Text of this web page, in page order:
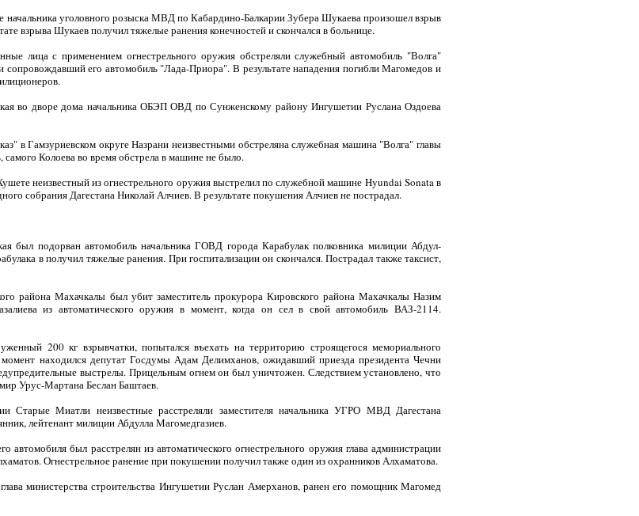
начальника уголовного розыска МВД по Кабардино-Балкарии Зубера Шукаева произошел взрыв
взрыва Шукаев получил тяжелые ранения конечностей и скончался в больнице.
лица с применением огнестрельного оружия обстреляли служебный автомобиль "Волга"
его автомобиль "Лада-Приора". В результате нападения погибли Магомедов и
во дворе дома начальника ОБЭП ОВД по Сунженскому району Ингушетии Руслана Оздоева
в Гамзуриевском округе Назрани неизвестными обстреляна служебная машина "Волга" главы
Колоева во время обстрела в машине не было.
неизвестный из огнестрельного оружия выстрелил по служебной машине Hyundai Sonata в
собрания Дагестана Николай Алчиев. В результате покушения Алчиев не пострадал.
был подорван автомобиль начальника ГОВД города Карабулак полковника милиции Абдул-
в получил тяжелые ранения. При госпитализации он скончался. Пострадал также таксист,
района Махачкалы был убит заместитель прокурора Кировского района Махачкалы Назим
из автоматического оружия в момент, когда он сел в свой автомобиль ВАЗ-2114.
200 кг взрывчатки, попытался въехать на территорию строящегося мемориального
находился депутат Госдумы Адам Делимханов, ожидавший приезда президента Чечни
выстрелы. Прицельным огнем он был уничтожен. Следствием установлено, что
Урус-Мартана Беслан Баштаев.
Старые Миатли неизвестные расстреляли заместителя начальника УГРО МВД Дагестана
лейтенант милиции Абдулла Магомедгазиев.
был расстрелян из автоматического огнестрельного оружия глава администрации
Огнестрельное ранение при покушении получил также один из охранников Алхаматова.
министерства строительства Ингушетии Руслан Амерханов, ранен его помощник Магомед